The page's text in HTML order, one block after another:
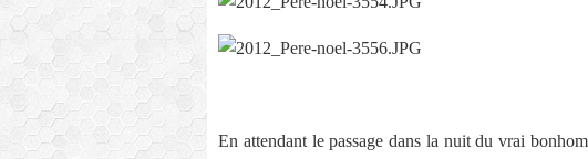
En attendant le passage dans la nuit du vrai